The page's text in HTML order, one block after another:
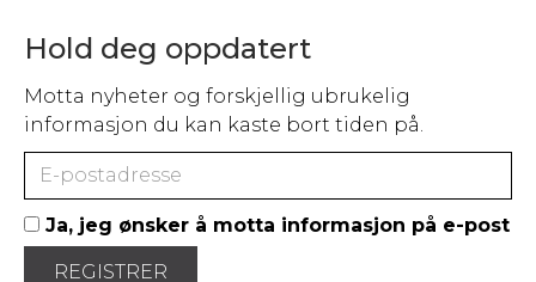
Hold deg oppdatert
Motta nyheter og forskjellig ubrukelig
informasjon du kan kaste bort tiden på.
Ja, jeg ønsker å motta informasjon på e-post